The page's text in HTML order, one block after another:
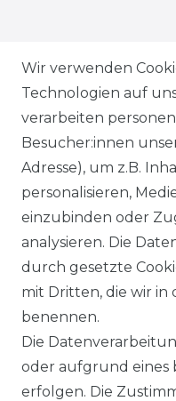
VERSANDARTEN & -
HILFE
KONTAKT
ANFAHRT
Wir verwenden
Technologien auf
verarbeiten
Besucher:innen
Adresse), um z.B.
personalisieren,
einzubinden oder
analysieren. Die
durch gesetzte
mit Dritten, die wir in
benennen.
Die
oder aufgrund eines
erfolgen. Die